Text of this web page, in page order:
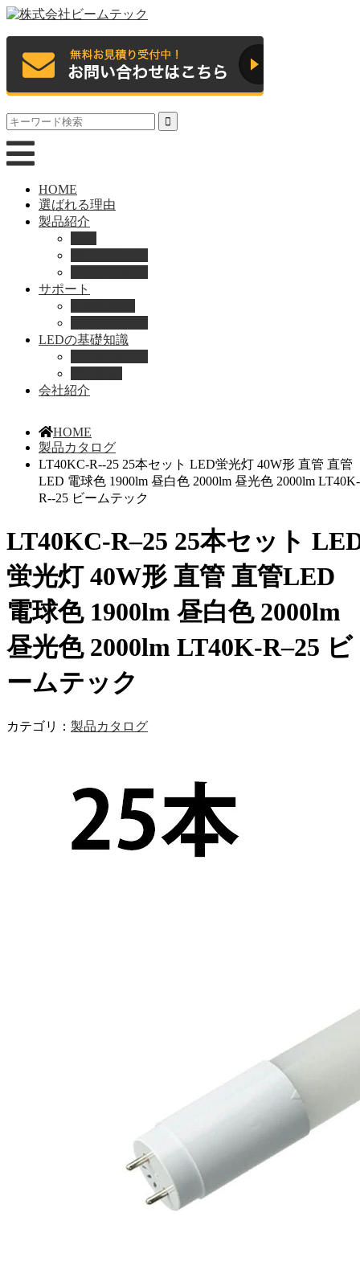
HOME
選ばれる理由
製品紹介
サポート
LEDの基礎知識
会社紹介
HOME
製品カタログ
LT40KC-R--25 25本セット LED蛍光灯 40W形 直管 直管
LED 電球色 1900lm 昼白色 2000lm 昼光色 2000lm LT40K-
R--25 ビームテック
LT40KC-R–25 25本セット
蛍光灯 40W形 直管 直管LED
電球色 1900lm 昼白色 2000lm
昼光色 2000lm LT40K-R–25 ビ
ームテック
カテゴリ： 製品カタログ